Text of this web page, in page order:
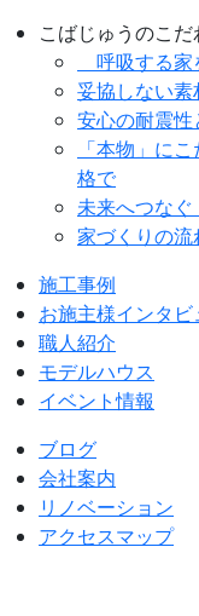
こばじゅうのこだ
呼吸する家
妥協しない
安心の耐震
「本物」に
格で
未来へつな
家づくりの
施工事例
お施主様インタビ
職人紹介
モデルハウス
イベント情報
ブログ
会社案内
リノベーション
アクセスマップ